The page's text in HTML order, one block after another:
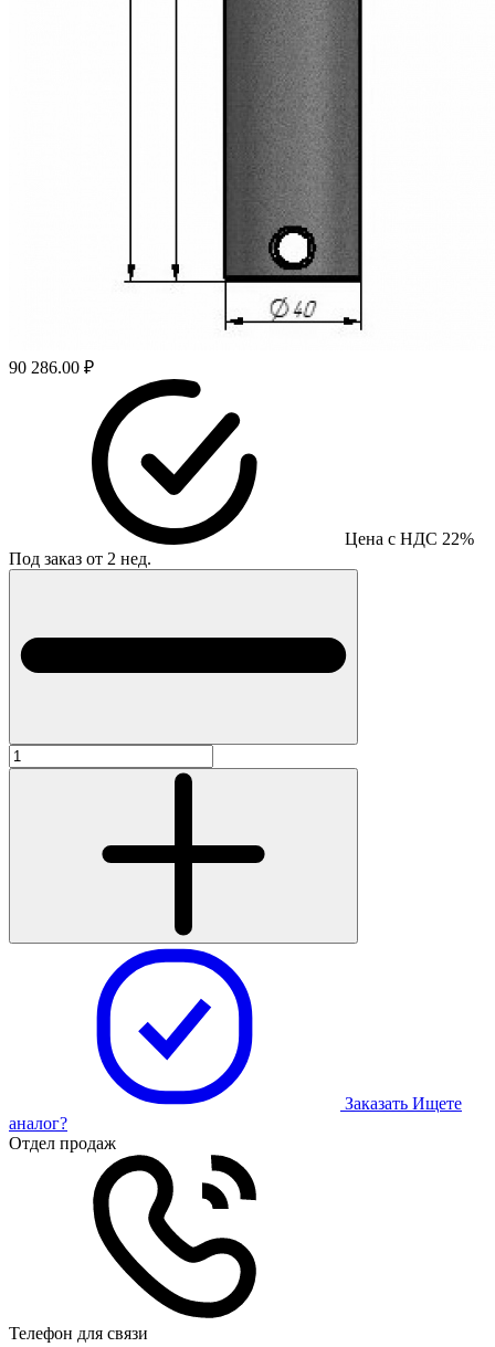
90 286.00 ₽
Цена с НДС 22%
Под заказ от 2 нед.
Заказать Ищете
аналог?
Отдел продаж
Телефон для связи